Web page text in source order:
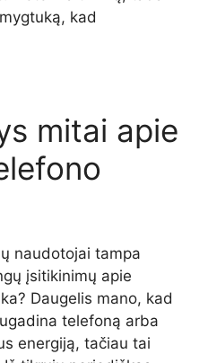
kad
mitai apie
naudotojai tampa
įsitikinimų apie
Daugelis mano, kad
telefoną arba
energiją, tačiau tai